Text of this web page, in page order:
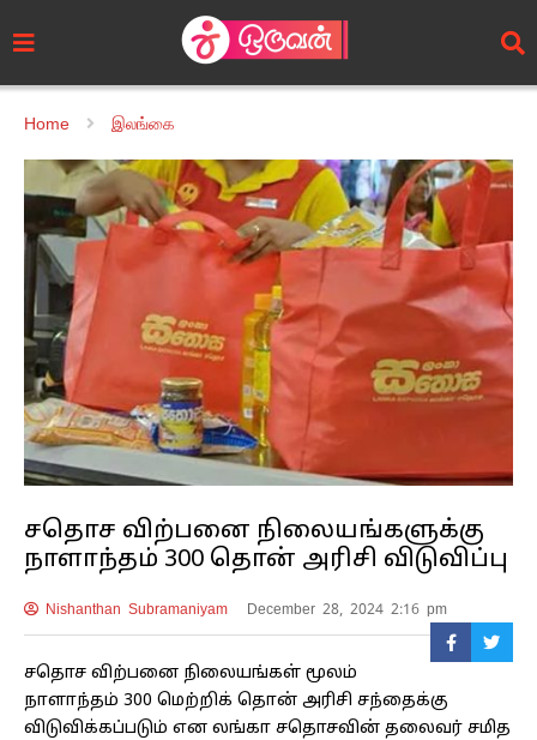
Home இலங்கை
சதொச விற்பனை நிலையங்களுக்கு
நாளாந்தம் 300 தொன் அரிசி விடுவிப்பு
Nishanthan Subramaniyam December 28, 2024 2:16 pm
சதொச விற்பனை நிலையங்கள் மூலம்
நாளாந்தம் 300 மெற்றிக் தொன் அரிசி சந்தைக்கு
விடுவிக்கப்படும் என லங்கா சதொசவின் தலைவர் சமித